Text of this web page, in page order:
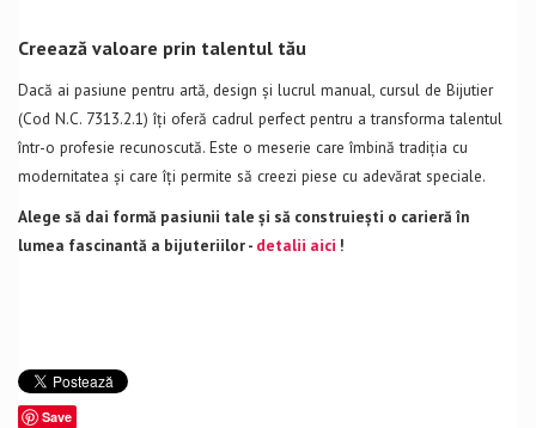
Creează valoare prin talentul tău
Dacă ai pasiune pentru artă, design și lucrul manual, cursul de Bijutier
(Cod N.C. 7313.2.1) îți oferă cadrul perfect pentru a transforma talentul
într-o profesie recunoscută. Este o meserie care îmbină tradiția cu
modernitatea și care îți permite să creezi piese cu adevărat speciale.
Alege să dai formă pasiunii tale și să construiești o carieră în
lumea fascinantă a bijuteriilor - detalii aici !
Save